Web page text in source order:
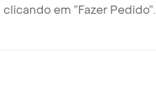
clicando em ”Fazer Pedido”.